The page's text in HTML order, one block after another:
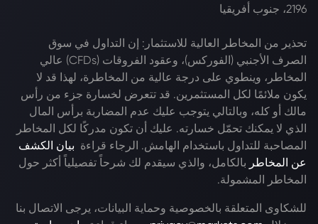
2196، جنوب أفريقيا
تحذير من المخاطر العالية للاستثمار: إن التداول في سوق
الصرف الأجنبي (الفوركس)، وعقود الفروقات (CFDs) عالي
المخاطر، وينطوي على درجة عالية من المخاطرة، لهذا قد لا
يكون ملائمًا لكل المستثمرين. قد تتعرض لخسارة جزء من رأس
مالك أو كله، وبالتالي يتوجب عليك عدم المضاربة برأس المال
الذي لا يمكنك تحمّل خسارته. عليك أن تكون مدركًا لكل المخاطر
المصاحبة للتداول باستخدام الهامش. الرجاء قراءة بيان الكشف
عن المخاطر بالكامل، والذي سيقدم لك شرحاً تفصيلياً أكثر حول
المخاطر المشمولة.
للشكاوى المتعلقة بالخصوصية وحماية البيانات، يرجى الاتصال بنا